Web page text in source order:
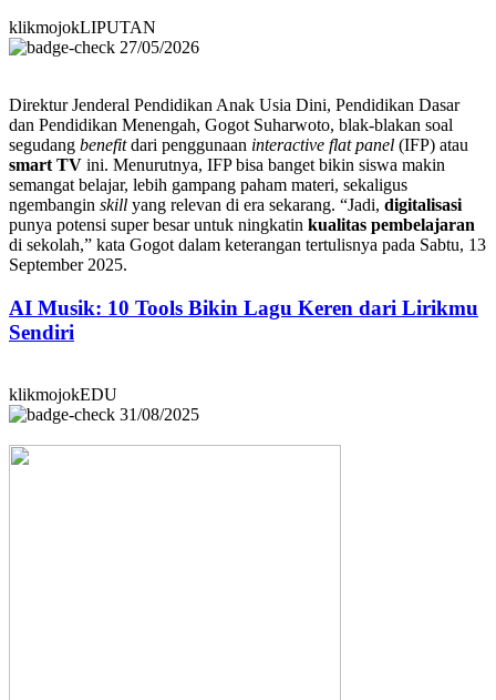
klikmojokLIPUTAN
27/05/2026
Direktur Jenderal Pendidikan Anak Usia Dini, Pendidikan Dasar
dan Pendidikan Menengah, Gogot Suharwoto, blak-blakan soal
segudang benefitdari penggunaan interactive flat panel (IFP) atau
smart TV ini. Menurutnya, IFP bisa banget bikin siswa makin
semangat belajar, lebih gampang paham materi, sekaligus
ngembangin skill yang relevan di era sekarang. “Jadi, digitalisasi
punya potensi super besar untuk ningkatin kualitas pembelajaran
di sekolah,” kata Gogot dalam keterangan tertulisnya pada Sabtu, 13
September 2025.
AI Musik: 10 Tools Bikin Lagu Keren dari Lirikmu
Sendiri
klikmojokEDU
31/08/2025